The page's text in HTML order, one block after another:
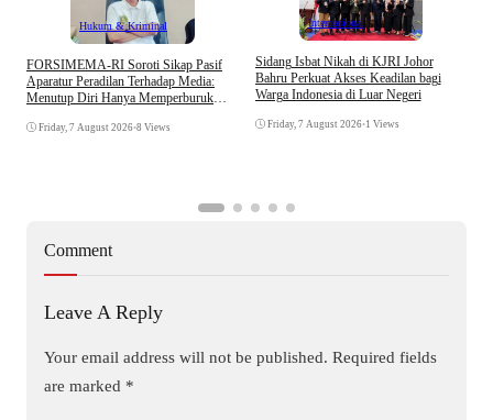
Hukum & Kriminal
​FORSIMEMA-RI Soroti Sikap Pasif
Aparatur Peradilan Terhadap Media:
Menutup Diri Hanya Memperburuk
Friday, 7 August 2026•8 Views
Internasional
Sidang Isbat Nikah di KJRI Johor
Bahru Perkuat Akses Keadilan bagi
Warga Indonesia di Luar Negeri
Friday, 7 August 2026•1 Views
Comment
Leave A Reply
Your email address will not be published. Required fields
are marked *